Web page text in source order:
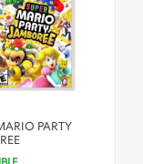
PARTY